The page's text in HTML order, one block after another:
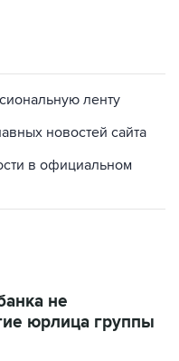
ленту
новостей сайта
в официальном
не
юрлица группы